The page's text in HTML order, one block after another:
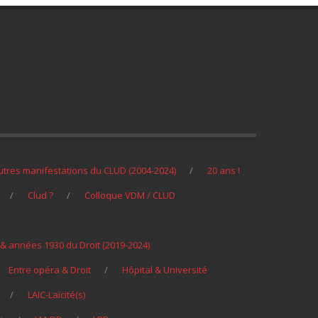
manifestations du CLUD (2004-2024)
20 ans !
Clud ?
Colloque VDM / CLUD
années 1930 du Droit (2019-2024)
Entre opéra & Droit
Hôpital & Université
LAIC-Laïcité(s)